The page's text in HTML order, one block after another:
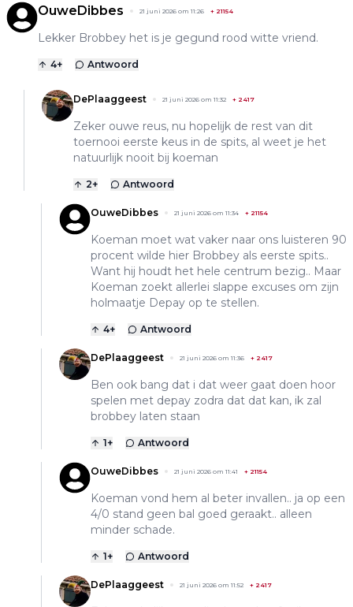
OuweDibbes 21 juni 2026 om 11:26 + 21154
Lekker Brobbey het is je gegund rood witte vriend.
4+ Antwoord
DePlaaggeest 21 juni 2026 om 11:32 + 2417
Zeker ouwe reus, nu hopelijk de rest van dit
toernooi eerste keus in de spits, al weet je het
natuurlijk nooit bij koeman
2+ Antwoord
OuweDibbes 21 juni 2026 om 11:34 + 21154
Koeman moet wat vaker naar ons luisteren 90
procent wilde hier Brobbey als eerste spits..
Want hij houdt het hele centrum bezig.. Maar
Koeman zoekt allerlei slappe excuses om zijn
holmaatje Depay op te stellen.
4+ Antwoord
DePlaaggeest 21 juni 2026 om 11:36 + 2417
Ben ook bang dat i dat weer gaat doen hoor
spelen met depay zodra dat dat kan, ik zal
brobbey laten staan
1+ Antwoord
OuweDibbes 21 juni 2026 om 11:41 + 21154
Koeman vond hem al beter invallen.. ja op een
4/0 stand geen bal goed geraakt.. alleen
minder schade.
1+ Antwoord
DePlaaggeest 21 juni 2026 om 11:52 + 2417